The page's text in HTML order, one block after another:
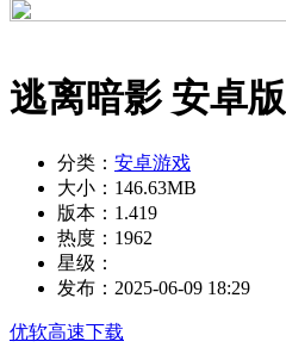
逃离暗影 安卓版
分类： 安卓游戏
大小： 146.63MB
版本： 1.419
热度： 1962
星级：
发布： 2025-06-09 18:29
优软高速下载